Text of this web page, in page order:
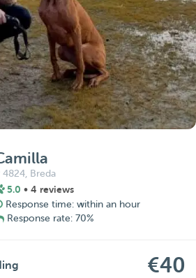
4824, Breda
5.0 • 4 reviews
Response time: within an hour
Response rate: 70%
€40